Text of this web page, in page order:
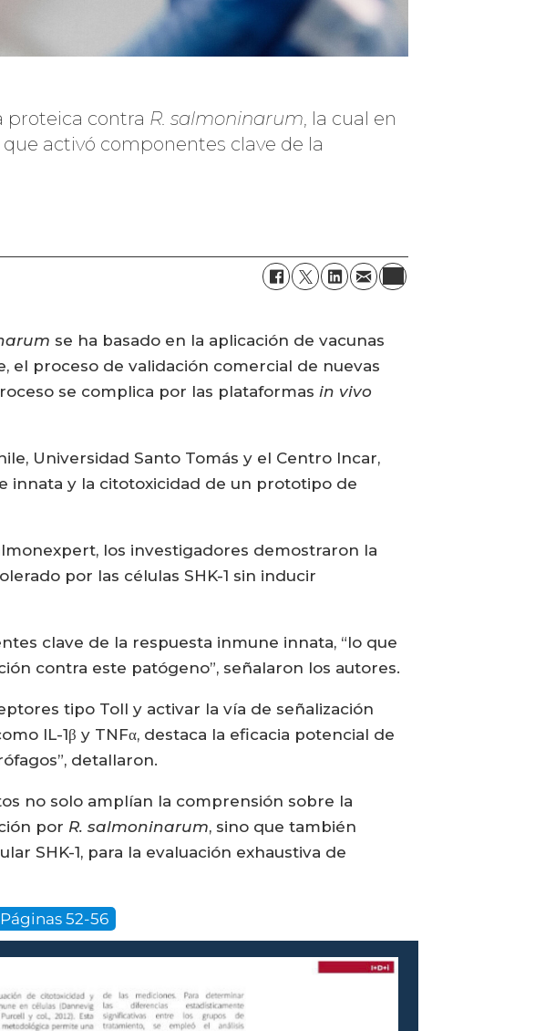
proteica contra R. salmoninarum, la cual en
activó componentes clave de la
se ha basado en la aplicación de vacunas
el proceso de validación comercial de nuevas
se complica por las plataformasin vivo
Universidad Santo Tomás y el Centro Incar,
innata y la citotoxicidad de un prototipo de
los investigadores demostraron la
por las células SHK-1 sin inducir
clave de la respuesta inmune innata, “lo que
contra este patógeno”, señalaron los autores.
tipo Toll y activar la vía de señalización
IL-1β y TNFα, destaca la eficacia potencial de
detallaron.
no solo amplían la comprensión sobre la
por R. salmoninarum, sino que también
SHK-1, para la evaluación exhaustiva de
Páginas 52-56